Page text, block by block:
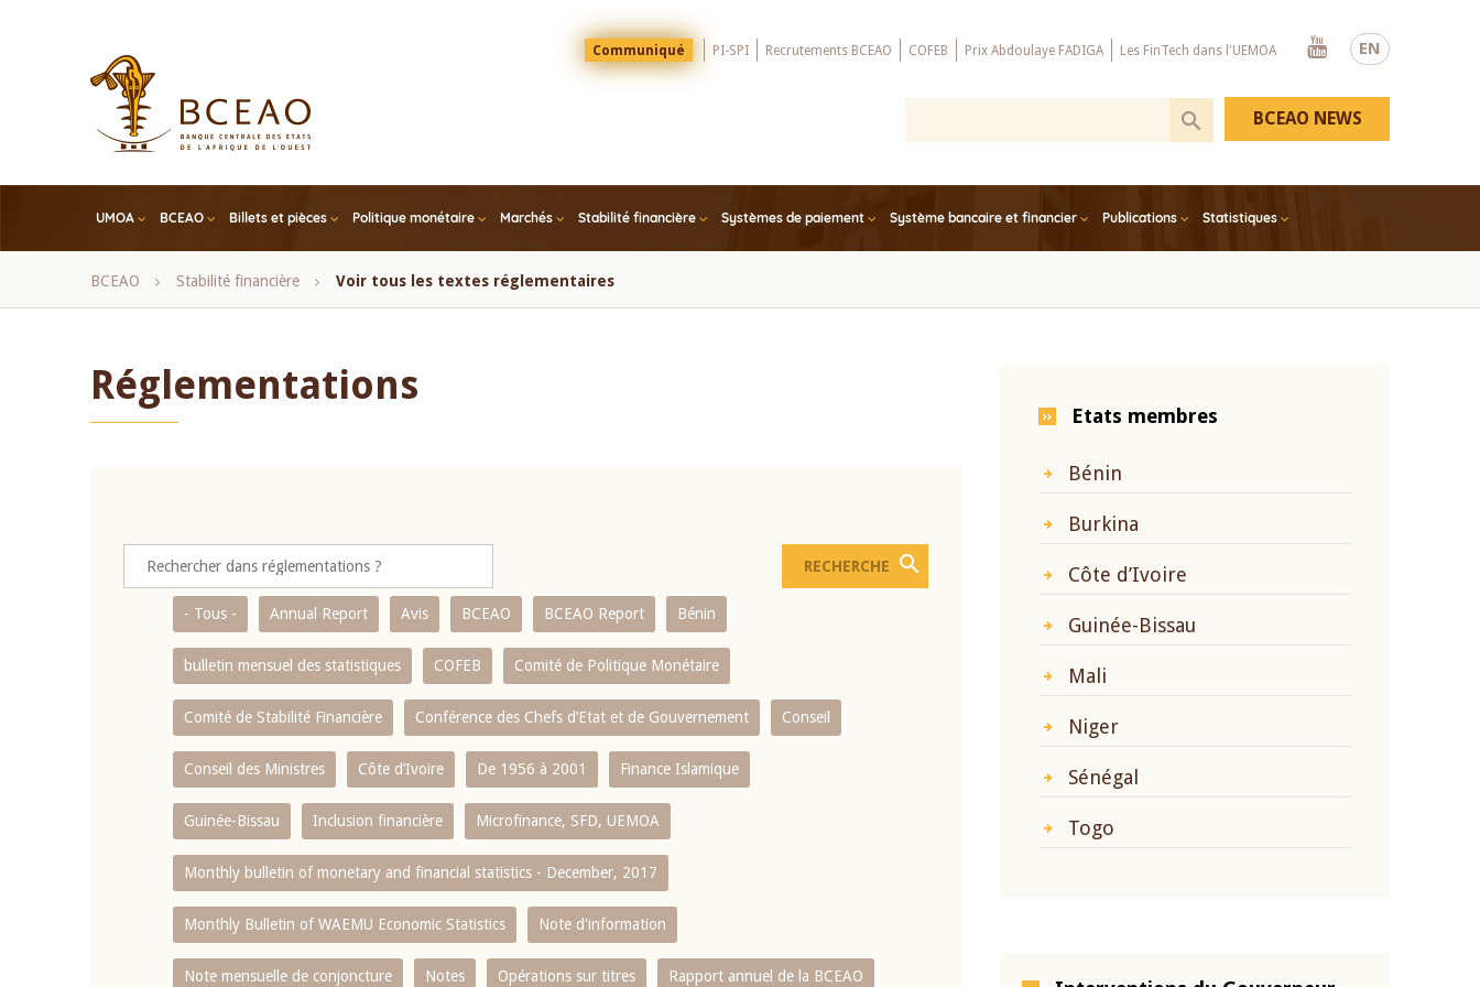
EN
Menu
Top
Communiqué PI-SPI Recrutements BCEAO COFEB Prix Abdoulaye FADIGA Les FinTech dans l'UEMOA
Youtube
UMOA BCEAO Billets et pièces Politique monétaire Marchés Stabilité financière Systèmes de paiement Système bancaire et financier Publications Statistiques
BCEAO NEWS
Fil
BCEAO Stabilité financière Voir tous les textes réglementaires
Réglementations
- Tous - Annual Report Avis BCEAO BCEAO Report Bénin
bulletin mensuel des statistiques COFEB Comité de Politique Monétaire
Comité de Stabilité Financière Conférence des Chefs d’Etat et de Gouvernement Conseil
Conseil des Ministres Côte d’Ivoire De 1956 à 2001 Finance Islamique
Guinée-Bissau Inclusion financière Microfinance, SFD, UEMOA
Monthly bulletin of monetary and financial statistics - December, 2017
Monthly Bulletin of WAEMU Economic Statistics Note d'information
Note mensuelle de conjoncture Notes Opérations sur titres Rapport annuel de la BCEAO
Etats membres
Bénin
Burkina
Côte d’Ivoire
Guinée-Bissau
Mali
Niger
Sénégal
Togo